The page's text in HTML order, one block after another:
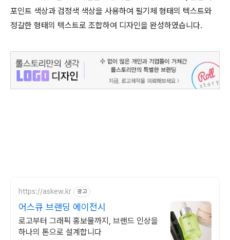
포인트 색상과 검정색 색상을 사용하여 필기체 형태의 텍스트와
정갈한 형태의 텍스트로 조합하여 디자인을 완성하였습니다.
https://askew.kr 광고
어스큐 브랜딩 에이전시
로고부터 그래픽 홍보물까지, 브랜드 인상을
하나의 톤으로 설계합니다